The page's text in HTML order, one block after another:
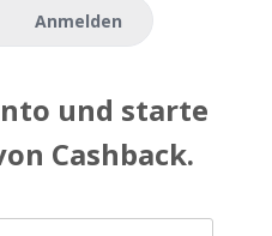
Anmelden
und starte
Cashback.